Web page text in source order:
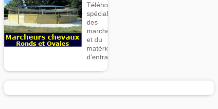
Téléhorse,
spécialiste
des
marcheurs
et du
matériel
d’entrainement